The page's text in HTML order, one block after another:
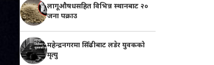
लागूऔषधसहित विभिन्न स्थानबाट २०
जना पक्राउ
महेन्द्रनगरमा सिँढीबाट लडेर युवकको
मृत्यु